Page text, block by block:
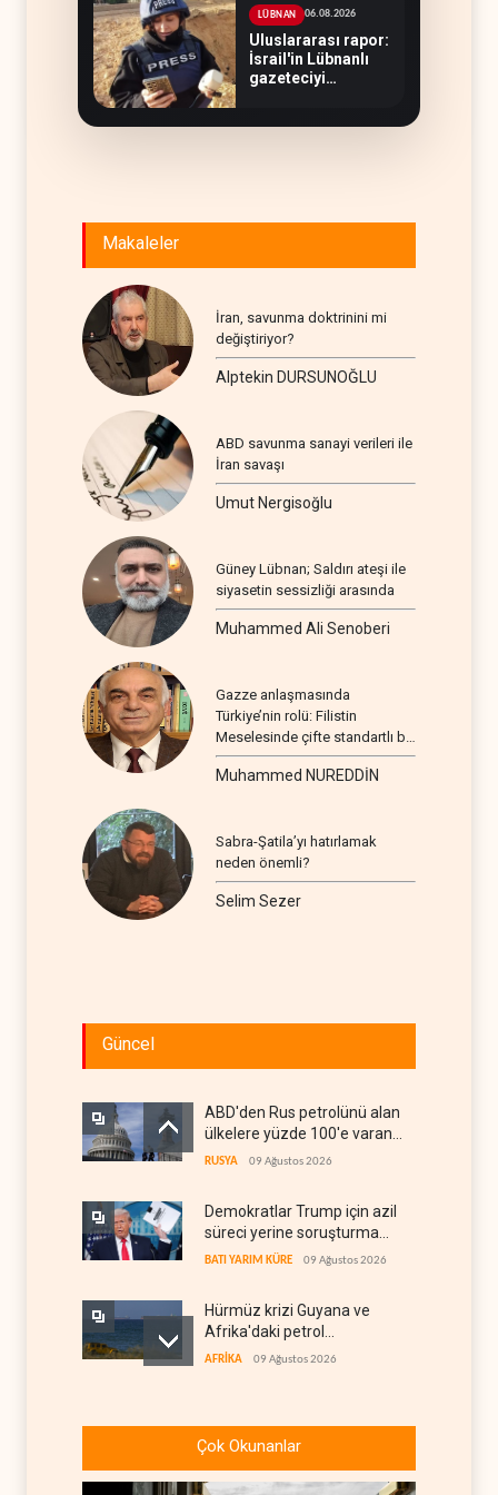
LÜBNAN 06.08.2026
Uluslararası rapor:
İsrail'in Lübnanlı
gazeteciyi
Makaleler
İran, savunma doktrinini mi
değiştiriyor?
Alptekin DURSUNOĞLU
ABD savunma sanayi verileri ile
İran savaşı
Umut Nergisoğlu
Güney Lübnan; Saldırı ateşi ile
siyasetin sessizliği arasında
Muhammed Ali Senoberi
Gazze anlaşmasında
Türkiye’nin rolü: Filistin
Meselesinde çifte standartlı bir
seyir
Muhammed NUREDDİN
Sabra-Şatila’yı hatırlamak
neden önemli?
Selim Sezer
Güncel
ABD'den Rus petrolünü alan
ülkelere yüzde 100'e varan
gümrük vergisi
RUSYA 09 Ağustos 2026
Demokratlar Trump için azil
süreci yerine soruşturma
hazırlıyor
BATI YARIM KÜRE 09 Ağustos 2026
Hürmüz krizi Guyana ve
Afrika'daki petrol
üreticilerine yaradı
AFRİKA 09 Ağustos 2026
21 gün süre verdi
Çok Okunanlar